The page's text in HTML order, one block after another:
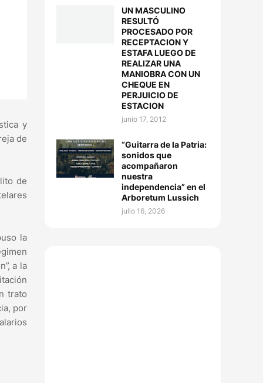
y
de
de
la
a la
trato
por
UN MASCULINO
RESULTÓ
PROCESADO POR
RECEPTACION Y
ESTAFA LUEGO DE
REALIZAR UNA
MANIOBRA CON UN
CHEQUE EN
PERJUICIO DE
ESTACION
junio 17, 2012
“Guitarra de la Patria:
sonidos que
acompañaron
nuestra
independencia” en el
Arboretum Lussich
julio 16, 2026